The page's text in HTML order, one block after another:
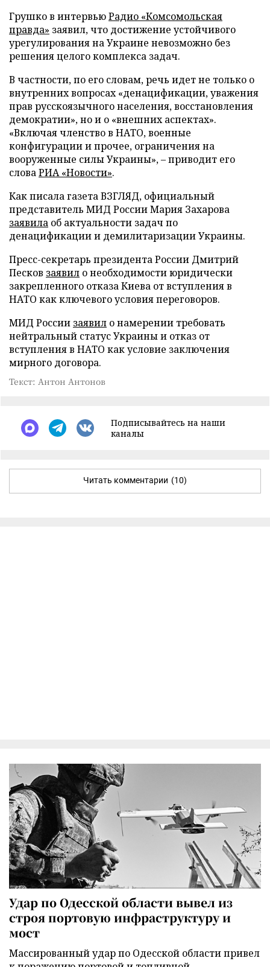
Грушко в интервьюРадио «Комсомольская
правда» заявил, что достижение устойчивого
урегулирования на Украине невозможно без
решения целого комплекса задач.
В частности, по его словам, речь идет не только о
внутренних вопросах «денацификации, уважения
прав русскоязычного населения, восстановления
демократии», но и о «внешних аспектах».
«Включая членство в НАТО, военные
конфигурации и прочее, ограничения на
вооруженные силы Украины», – приводит его
словаРИА «Новости».
Как писала газета ВЗГЛЯД, официальный
представитель МИД России Мария Захарова
заявила об актуальности задач по
денацификации и демилитаризации Украины.
Пресс-секретарь президента России Дмитрий
Песков заявил о необходимости юридически
закрепленного отказа Киева от вступления в
НАТО как ключевого условия переговоров.
МИД России заявил о намерении требовать
нейтральный статус Украины и отказ от
вступления в НАТО как условие заключения
мирного договора.
Текст: Антон Антонов
Подписывайтесь на наши
каналы
Читать комментарии (10)
Удар по Одесской области вывел из
строя портовую инфраструктуру и
мост
Массированный удар по Одесской области привел